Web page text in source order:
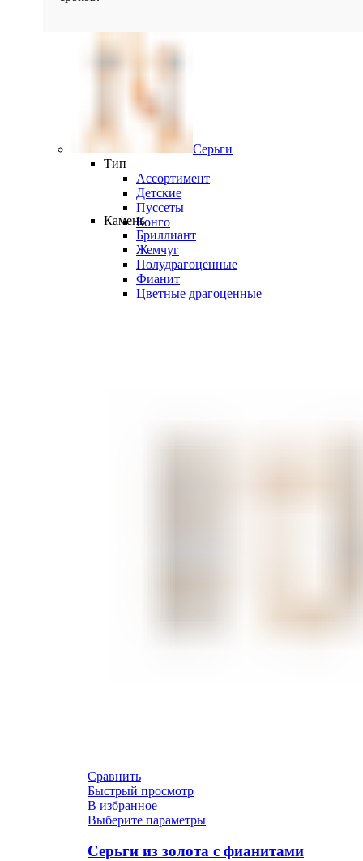
Серьги
Тип
Ассортимент
Детские
Пуссеты
Конго
Камень
Бриллиант
Жемчуг
Полудрагоценные
Фианит
Цветные драгоценные
Сравнить
Быстрый просмотр
В избранное
Выберите параметры
Серьги из золота с фианитами